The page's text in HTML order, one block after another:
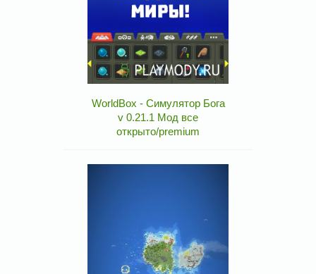
WorldBox - Симулятор Бога
v 0.21.1 Мод все
открыто/premium